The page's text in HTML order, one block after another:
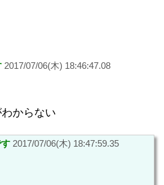
2017/07/06(木) 18:46:47.08
からない
2017/07/06(木) 18:47:59.35